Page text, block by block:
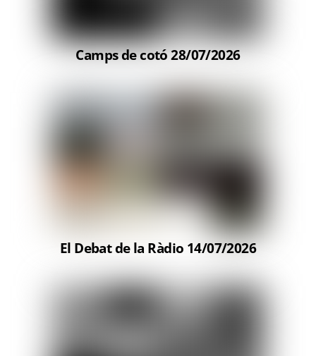
Camps de cotó 28/07/2026
El Debat de la Ràdio 14/07/2026